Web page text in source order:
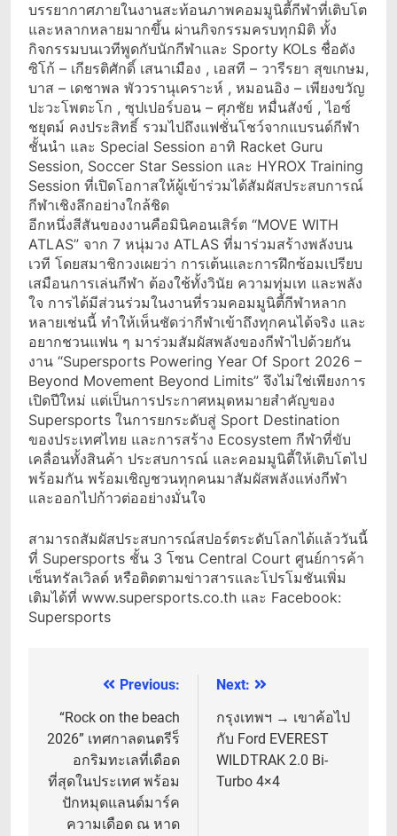
บรรยากาศภายในงานสะท้อนภาพคอมมูนิตี้กีฬาที่เติบโต
และหลากหลายมากขึ้น ผ่านกิจกรรมครบทุกมิติ ทั้ง
กิจกรรมบนเวทีพูดกับนักกีฬาและ Sporty KOLs ชื่อดัง
ซิโก้ – เกียรติศักดิ์ เสนาเมือง , เอสที – วารีรยา สุขเกษม,
บาส – เดชาพล พัววรานุเคราะห์ , หมอนอิง – เพียงขวัญ
ปะวะโพตะโก , ซุปเปอร์บอน – ศุภชัย หมื่นสังข์ , ไอซ์
ชยุตม์ คงประสิทธิ์ รวมไปถึงแฟชั่นโชว์จากแบรนด์กีฬา
ชั้นนำ และ Special Session อาทิ Racket Guru
Session, Soccer Star Session และ HYROX Training
Session ที่เปิดโอกาสให้ผู้เข้าร่วมได้สัมผัสประสบการณ์
กีฬาเชิงลึกอย่างใกล้ชิด
อีกหนึ่งสีสันของงานคือมินิคอนเสิร์ต “MOVE WITH
ATLAS” จาก 7 หนุ่มวง ATLAS ที่มาร่วมสร้างพลังบน
เวที โดยสมาชิกวงเผยว่า การเต้นและการฝึกซ้อมเปรียบ
เสมือนการเล่นกีฬา ต้องใช้ทั้งวินัย ความทุ่มเท และพลัง
ใจ การได้มีส่วนร่วมในงานที่รวมคอมมูนิตี้กีฬาหลาก
หลายเช่นนี้ ทำให้เห็นชัดว่ากีฬาเข้าถึงทุกคนได้จริง และ
อยากชวนแฟน ๆ มาร่วมสัมผัสพลังของกีฬาไปด้วยกัน
งาน “Supersports Powering Year Of Sport 2026 –
Beyond Movement Beyond Limits” จึงไม่ใช่เพียงการ
เปิดปีใหม่ แต่เป็นการประกาศหมุดหมายสำคัญของ
Supersports ในการยกระดับสู่ Sport Destination
ของประเทศไทย และการสร้าง Ecosystem กีฬาที่ขับ
เคลื่อนทั้งสินค้า ประสบการณ์ และคอมมูนิตี้ให้เติบโตไป
พร้อมกัน พร้อมเชิญชวนทุกคนมาสัมผัสพลังแห่งกีฬา
และออกไปก้าวต่ออย่างมั่นใจ
สามารถสัมผัสประสบการณ์สปอร์ตระดับโลกได้แล้ววันนี้
ที่ Supersports ชั้น 3 โซน Central Court ศูนย์การค้า
เซ็นทรัลเวิลด์ หรือติดตามข่าวสารและโปรโมชันเพิ่ม
เติมได้ที่ www.supersports.co.th และ Facebook:
Supersports
แนะแนว
เรื่อง
Previous:
“Rock on the beach
2026” เทศกาลดนตรีร็
อกริมทะเลที่เดือด
ที่สุดในประเทศ พร้อม
ปักหมุดแลนด์มาร์ค
ความเดือด ณ หาด
Next:
กรุงเทพฯ → เขาค้อไป
กับ Ford EVEREST
WILDTRAK 2.0 Bi-
Turbo 4×4